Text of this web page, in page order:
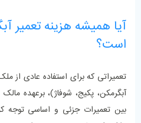
آیا همیشه هزینه تعمیر
است؟
تعمیراتی که برای استفاده عادی از
آبگرمکن، پکیج، شوفاژ)، برعهده
بین تعمیرات جزئی و اساسی توجه